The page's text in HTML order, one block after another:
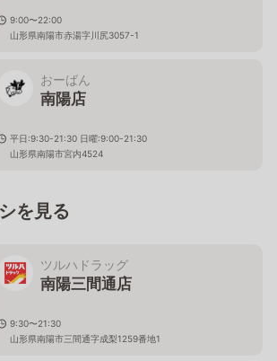
9:00〜22:00
山形県南陽市赤湯字川尻3057-1
おーばん
南陽店
平日:9:30-21:30 日曜:9:00-21:30
山形県南陽市宮内4524
を見る
ツルハドラッグ
南陽三間通店
9:30〜21:30
山形県南陽市三間通字成梨1259番地1